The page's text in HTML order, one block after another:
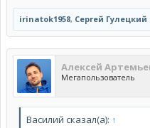
irinatok1958, Сергей Гулецкий
Алексей
Мегапользователь
Василий сказал(а): ↑